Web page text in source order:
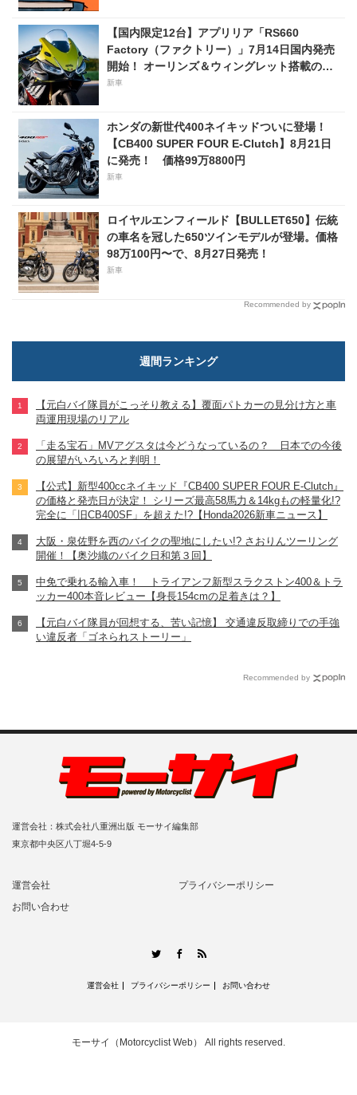
【国内限定12台】アプリリア「RS660
Factory（ファクトリー）」7月14日国内発売
開始！ オーリンズ＆ウィングレット搭載の上
級仕様は価格198万円！
新車
ホンダの新世代400ネイキッドついに登場！
【CB400 SUPER FOUR E-Clutch】8月21日
に発売！ 価格99万8800円
新車
ロイヤルエンフィールド【BULLET650】伝統
の車名を冠した650ツインモデルが登場。価格
98万100円〜で、8月27日発売！
新車
Recommended by
週間ランキング
【元白バイ隊員がこっそり教える】覆面パトカーの見分け方と車
両運用現場のリアル
「走る宝石」MVアグスタは今どうなっているの？ 日本での今後
の展望がいろいろと判明！
【公式】新型400ccネイキッド『CB400 SUPER FOUR E-Clutch』
の価格と発売日が決定！ シリーズ最高58馬力＆14kgもの軽量化!?
完全に「旧CB400SF」を超えた!?【Honda2026新車ニュース】
大阪・泉佐野を西のバイクの聖地にしたい!? さおりんツーリング
開催！【奥沙織のバイク日和第３回】
中免で乗れる輸入車！ トライアンフ新型スラクストン400＆トラ
ッカー400本音レビュー【身長154cmの足着きは？】
【元白バイ隊員が回想する、苦い記憶】 交通違反取締りでの手強
い違反者「ゴネられストーリー」
Recommended by
運営会社：株式会社八重洲出版 モーサイ編集部
東京都中央区八丁堀4-5-9
運営会社
プライバシーポリシー
お問い合わせ
TwitterFacebook
運営会社 プライバシーポリシー お問い合わせ
モーサイ（Motorcyclist Web） All rights reserved.